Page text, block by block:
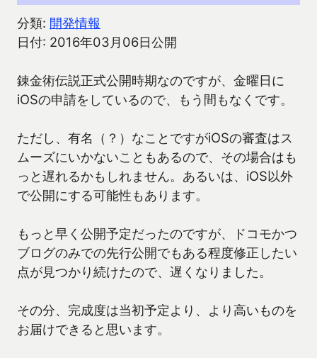
分類: 開発情報
日付: 2016年03月06日公開
錬金術伝説正式公開時期なのですが、金曜日に
iOSの申請をしているので、もう間もなくです。
ただし、有名（？）なことですがiOSの審査はス
ムーズにいかないこともあるので、その場合はも
っと遅れるかもしれません。あるいは、iOS以外
で公開にする可能性もあります。
もっと早く公開予定だったのですが、ドコモかつ
ブログのみでの先行公開でもある程度修正したい
点が見つかり続けたので、遅くなりました。
その分、完成度は当初予定より、より高いものを
お届けできると思います。